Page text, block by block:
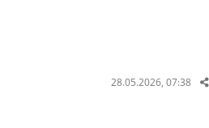
28.05.2026, 07:38